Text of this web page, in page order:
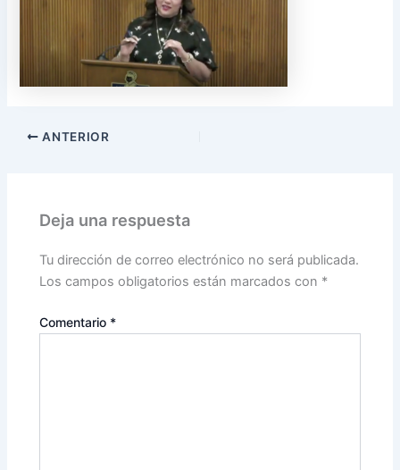
ANTERIOR
Deja una respuesta
Tu dirección de correo electrónico no será publicada.
Los campos obligatorios están marcados con *
Comentario *